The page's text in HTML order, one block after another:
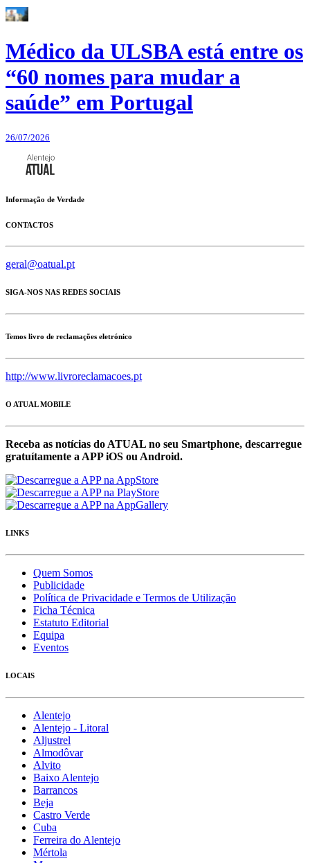
Médico da ULSBA está entre os
“60 nomes para mudar a
saúde” em Portugal
26/07/2026
Informação de Verdade
CONTACTOS
geral@oatual.pt
SIGA-NOS NAS REDES SOCIAIS
Temos livro de reclamações eletrónico
http://www.livroreclamacoes.pt
O ATUAL MOBILE
Receba as notícias do ATUAL no seu Smartphone, descarregue
gratuítamente a APP iOS ou Android.
LINKS
Quem Somos
Publicidade
Política de Privacidade e Termos de Utilização
Ficha Técnica
Estatuto Editorial
Equipa
Eventos
LOCAIS
Alentejo
Alentejo - Litoral
Aljustrel
Almodôvar
Alvito
Baixo Alentejo
Barrancos
Beja
Castro Verde
Cuba
Ferreira do Alentejo
Mértola